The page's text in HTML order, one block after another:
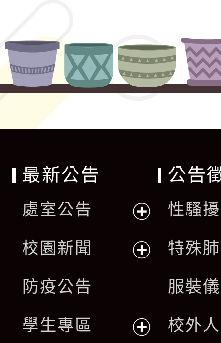
最新公告
處室公告
開
單
校園新聞
選
防疫公告
學生專區
公告
性騷
特殊
服裝
校外